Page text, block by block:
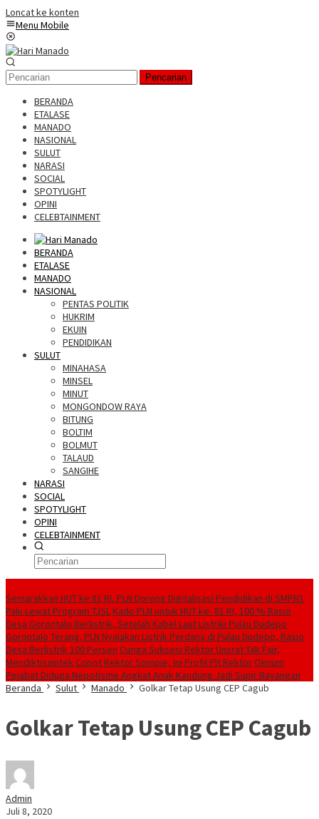
Loncat ke konten
Menu Mobile
Pencarian
BERANDA
ETALASE
MANADO
NASIONAL
SULUT
NARASI
SOCIAL
SPOTYLIGHT
OPINI
CELEBTAINMENT
BERANDA
ETALASE
MANADO
NASIONAL
PENTAS POLITIK
HUKRIM
EKUIN
PENDIDIKAN
SULUT
MINAHASA
MINSEL
MINUT
MONGONDOW RAYA
BITUNG
BOLTIM
BOLMUT
TALAUD
SANGIHE
NARASI
SOCIAL
SPOTYLIGHT
OPINI
CELEBTAINMENT
Semarakkan HUT ke 81 RI, PLN Dorong Digitalisasi Pendidikan di SMPN1
Palu Lewat Program TJSLKado PLN untuk HUT ke- 81 RI, 100 % Rasio
Desa Gorontalo Berlistrik, Setelah Kabel Laut Listriki Pulau Dudepo
Gorontalo Terang. PLN Nyalakan Listrik Perdana di Pulau Dudepo, Rasio
Desa Berlistrik 100 Persen Curiga Suksesi Rektor Unsrat Tak Fair,
Mendiktisaintek Copot Rektor Sompie, Ini Profil Plt RektorOknum
Pejabat Diduga Nepotisme Angkat Anak Kandung Jadi Supir Bayangan
Beranda
Sulut Manado Golkar Tetap Usung CEP Cagub
Golkar Tetap Usung CEP Cagub
Admin
Juli 8, 2020